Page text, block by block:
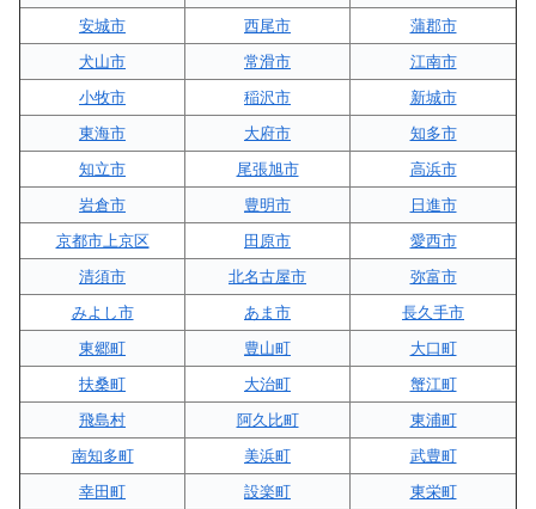
安城市
西尾市
蒲郡市
犬山市
常滑市
江南市
小牧市
稲沢市
新城市
東海市
大府市
知多市
知立市
尾張旭市
高浜市
岩倉市
豊明市
日進市
京都市上京区
田原市
愛西市
清須市
北名古屋市
弥富市
みよし市
あま市
長久手市
東郷町
豊山町
大口町
扶桑町
大治町
蟹江町
飛島村
阿久比町
東浦町
南知多町
美浜町
武豊町
幸田町
設楽町
東栄町